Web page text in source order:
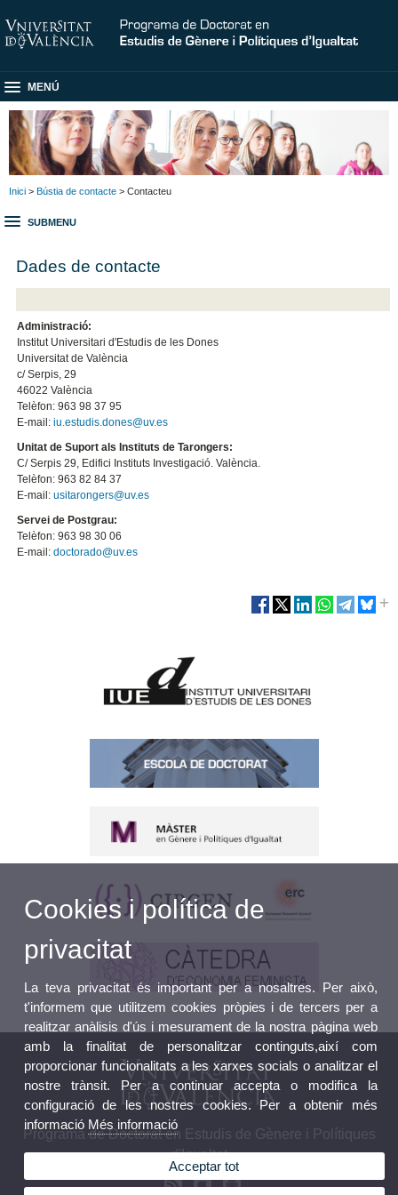
MENÚ
Inici > Bústia de contacte > Contacteu
SUBMENU
Dades de contacte
Administració:
Institut Universitari d'Estudis de les Dones
Universitat de València
c/ Serpis, 29
46022 València
Telèfon: 963 98 37 95
E-mail:iu.estudis.dones@uv.es
Unitat de Suport als Instituts de Tarongers:
C/ Serpis 29, Edifici Instituts Investigació. València.
Telèfon: 963 82 84 37
E-mail:usitarongers@uv.es
Servei de Postgrau:
Telèfon: 963 98 30 06
E-mail:doctorado@uv.es
Programa de Doctorat en Estudis de Gènere i Polítiques
d'Igualtat
Cookies i política de
privacitat
La teva privacitat és important per a nosaltres. Per això,
t'informem que utilitzem cookies pròpies i de tercers per a
realitzar anàlisis d'ús i mesurament de la nostra pàgina web
amb la finalitat de personalitzar continguts,així com
proporcionar funcionalitats a les xarxes socials o analitzar el
nostre trànsit. Per a continuar accepta o modifica la
configuració de les nostres cookies. Per a obtenir més
informació Més informació
Acceptar tot